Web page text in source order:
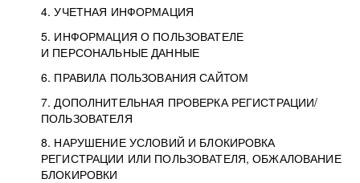
4. УЧЕТНАЯ ИНФОРМАЦИЯ
5. ИНФОРМАЦИЯ О ПОЛЬЗОВАТЕЛЕ
И ПЕРСОНАЛЬНЫЕ ДАННЫЕ
6. ПРАВИЛА ПОЛЬЗОВАНИЯ САЙТОМ
7. ДОПОЛНИТЕЛЬНАЯ ПРОВЕРКА РЕГИСТРАЦИИ/
ПОЛЬЗОВАТЕЛЯ
8. НАРУШЕНИЕ УСЛОВИЙ И БЛОКИРОВКА
РЕГИСТРАЦИИ ИЛИ ПОЛЬЗОВАТЕЛЯ, ОБЖАЛОВАНИЕ
БЛОКИРОВКИ